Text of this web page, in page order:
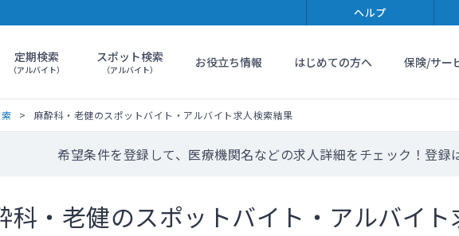
ヘルプ
定期検索
（アルバイト）
スポット検索
（アルバイト） お役立ち情報 はじめての方へ 保険/サー
麻酔科・老健のスポットバイト・アルバイト求人検索結果
希望条件を登録して、医療機関名などの求人詳細をチェック！登録
科・老健のスポットバイト・アルバイ